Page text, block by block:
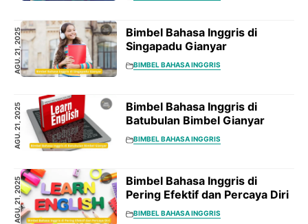
AGU. 21, 2025
Bimbel Bahasa Inggris di
Singapadu Gianyar
BIMBEL BAHASA INGGRIS
AGU. 21, 2025
Bimbel Bahasa Inggris di
Batubulan Bimbel Gianyar
BIMBEL BAHASA INGGRIS
AGU. 21, 2025
Bimbel Bahasa Inggris di
Pering Efektif dan Percaya Diri
BIMBEL BAHASA INGGRIS